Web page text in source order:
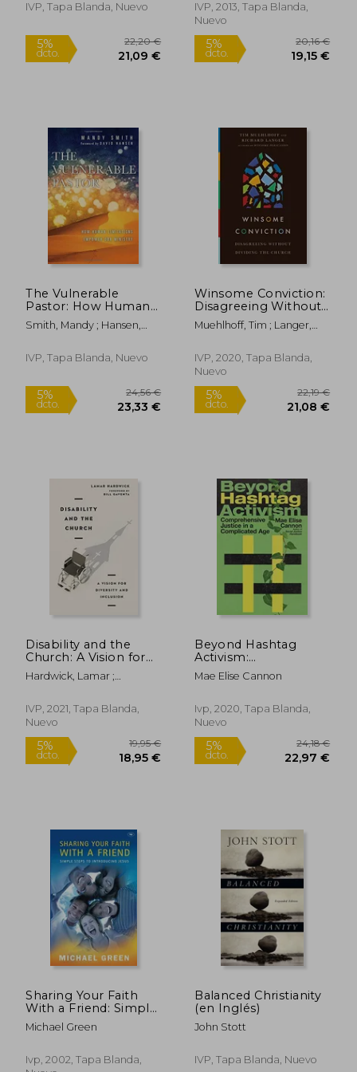
5%
dcto. 34,27 €
5%
dcto. 23,09
IVP, Tapa Blanda, Nuevo
5%
IVP, 2013, Tapa Blanda,
Nuevo
5%
The Vulnerable
Pastor: How Human
Limitations Empower
Our Ministry (en
Smith, Mandy ; Hansen,
IVP, Tapa Blanda, Nuevo
Winsome Conviction:
Disagreeing Without
Dividing the Church
(en Inglés)
Muehlhoff, Tim ; Langer,
IVP, 2020, Tapa Blanda,
Nuevo
Disability and the
Church: A Vision for
Diversity and
Inclusion (en Inglés)
Hardwick, Lamar ;
IVP, 2021, Tapa Blanda,
Nuevo
Beyond Hashtag
Activism:
Comprehensive
Justice in a
Inglés)
Mae Elise Cannon
Ivp, 2020, Tapa Blanda,
Nuevo
Sharing Your Faith
With a Friend: Simple
Steps to Introducing
Jesus (en Inglés)
Michael Green
Ivp, 2002, Tapa Blanda,
Balanced Christianity
(en Inglés)
John Stott
IVP, Tapa Blanda, Nuevo